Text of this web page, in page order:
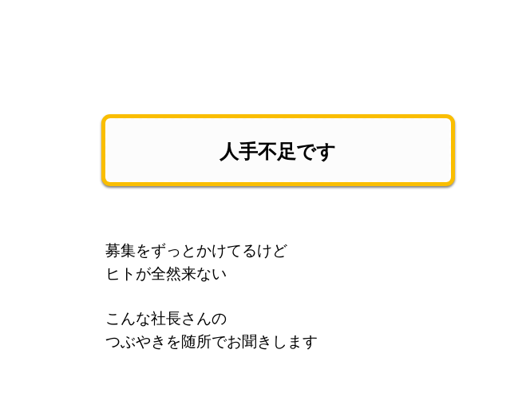
人手不足です
募集をずっとかけてるけど
ヒトが全然来ない
こんな社長さんの
つぶやきを随所でお聞きします